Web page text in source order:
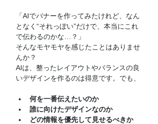
「AIでバナーを作ってみたけれど、なん
となく“それっぽい”だけで、本当にこれ
で伝わるのかな…？」
そんなモヤモヤを感じたことはありませ
んか？
AIは、整ったレイアウトやバランスの良
いデザインを作るのは得意です。でも、
何を一番伝えたいのか
誰に向けたデザインなのか
どの情報を優先して見せるべきか